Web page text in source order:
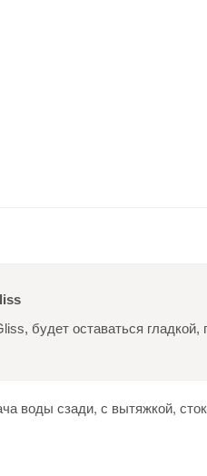
будет оставаться
воды сзади, с вытяжкой,